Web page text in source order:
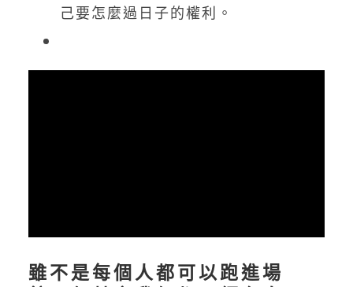
己要怎麼過日子的權利。
雖不是每個人都可以跑進場